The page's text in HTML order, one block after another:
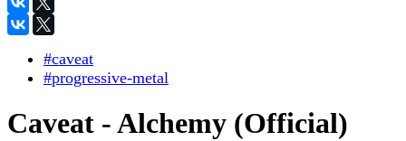
#caveat
#progressive-metal
Caveat - Alchemy (Official)